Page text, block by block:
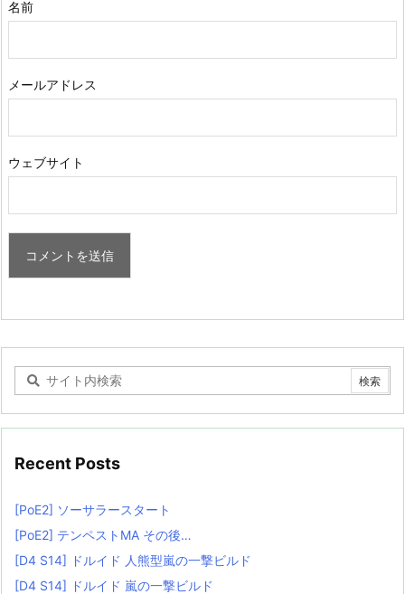
名前
メールアドレス
ウェブサイト
Recent Posts
[PoE2] ソーサラースタート
[PoE2] テンペストMA その後…
[D4 S14] ドルイド 人熊型嵐の一撃ビルド
[D4 S14] ドルイド 嵐の一撃ビルド